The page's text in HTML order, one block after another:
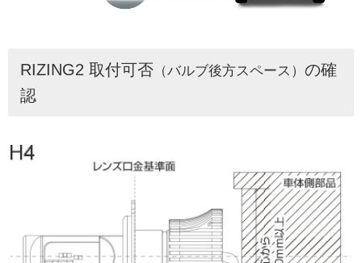
RIZING2 取付可否 （バルブ後方スペース） の確
認